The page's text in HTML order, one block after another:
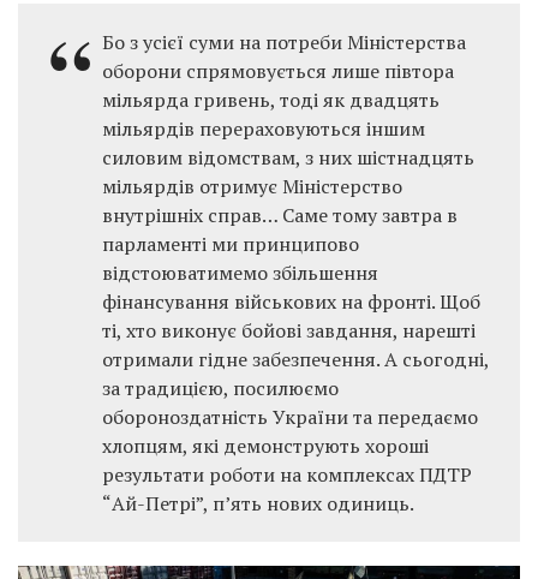
Бо з усієї суми на потреби Міністерства
оборони спрямовується лише півтора
мільярда гривень, тоді як двадцять
мільярдів перераховуються іншим
силовим відомствам, з них шістнадцять
мільярдів отримує Міністерство
внутрішніх справ… Саме тому завтра в
парламенті ми принципово
відстоюватимемо збільшення
фінансування військових на фронті. Щоб
ті, хто виконує бойові завдання, нарешті
отримали гідне забезпечення. А сьогодні,
за традицією, посилюємо
обороноздатність України та передаємо
хлопцям, які демонструють хороші
результати роботи на комплексах ПДТР
“Ай-Петрі”, пʼять нових одиниць.